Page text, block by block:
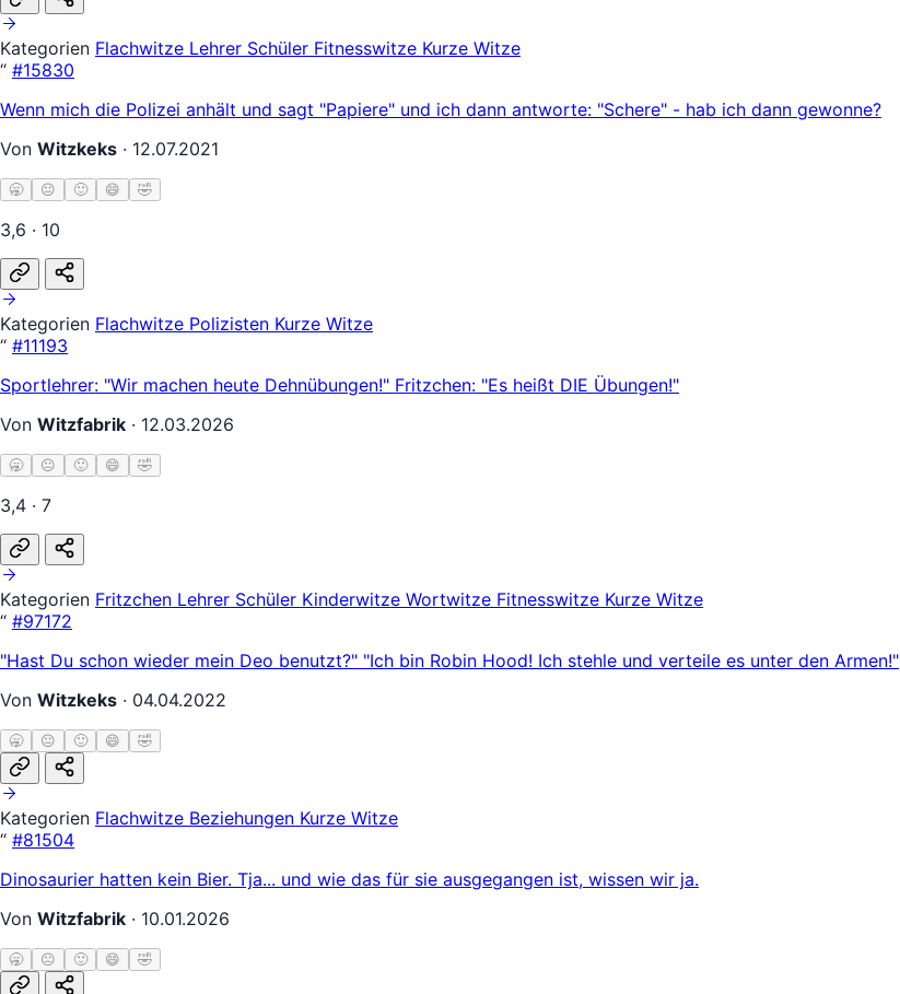
Kategorien Flachwitze Lehrer Schüler Fitnesswitze Kurze Witze
“ #15830
Wenn mich die Polizei anhält und sagt "Papiere" und ich dann antworte: "Schere" - hab ich dann gewonne?
Von Witzkeks · 12.07.2021
🥱 😐 🙂 😄 🤣
3,6 · 10
Kategorien Flachwitze Polizisten Kurze Witze
“ #11193
Sportlehrer: "Wir machen heute Dehnübungen!" Fritzchen: "Es heißt DIE Übungen!"
Von Witzfabrik · 12.03.2026
🥱 😐 🙂 😄 🤣
3,4 · 7
Kategorien Fritzchen Lehrer Schüler Kinderwitze Wortwitze Fitnesswitze Kurze Witze
“ #97172
"Hast Du schon wieder mein Deo benutzt?" "Ich bin Robin Hood! Ich stehle und verteile es unter den Armen!"
Von Witzkeks · 04.04.2022
🥱 😐 🙂 😄 🤣
Kategorien Flachwitze Beziehungen Kurze Witze
“ #81504
Dinosaurier hatten kein Bier. Tja... und wie das für sie ausgegangen ist, wissen wir ja.
Von Witzfabrik · 10.01.2026
🥱 😐 🙂 😄 🤣